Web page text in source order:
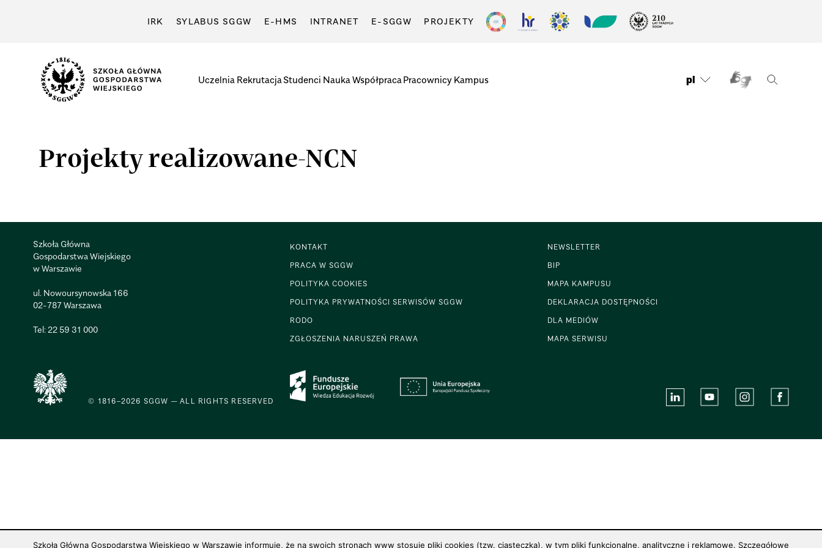
IRK SYLABUS SGGW E-HMS INTRANET E-SGGW PROJEKTY
Uczelnia Rekrutacja Studenci Nauka Współpraca Pracownicy Kampus pl
Projekty realizowane-NCN
Szkoła Główna
Gospodarstwa Wiejskiego
w Warszawie
ul. Nowoursynowska 166
02-787 Warszawa
Tel: 22 59 31 000
KONTAKT
PRACA W SGGW
POLITYKA COOKIES
POLITYKA PRYWATNOŚCI SERWISÓW SGGW
RODO
ZGŁOSZENIA NARUSZEŃ PRAWA
NEWSLETTER
BIP
MAPA KAMPUSU
DEKLARACJA DOSTĘPNOŚCI
DLA MEDIÓW
MAPA SERWISU
© 1816–2026 SGGW — ALL RIGHTS RESERVED
Szkoła Główna Gospodarstwa Wiejskiego w Warszawie informuje, że na swoich stronach www stosuje pliki cookies (tzw. ciasteczka), w tym pliki funkcjonalne, analityczne i reklamowe. Szczegółowe